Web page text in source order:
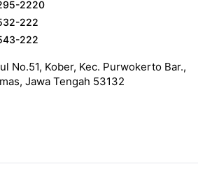
2220
222
222
No.51, Kober, Kec. Purwokerto Bar.,
Jawa Tengah 53132